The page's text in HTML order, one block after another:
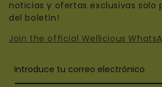
noticias y ofertas exclusivas solo
del boletín!
Join the official Wellicious
Introduce tu correo electrónico